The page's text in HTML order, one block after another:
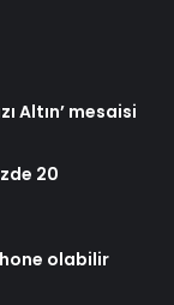
Altın’ mesaisi
20
olabilir